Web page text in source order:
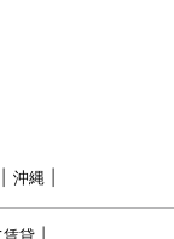
沖縄